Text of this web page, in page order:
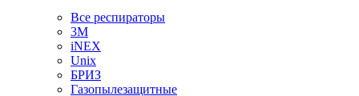
Все респираторы
3М
iNEX
Unix
БРИЗ
Газопылезащитные